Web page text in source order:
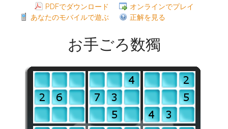
PDFでダウンロード
オンラインでプレイ
あなたのモバイルで遊ぶ
正解を見る
お手ごろ数獨